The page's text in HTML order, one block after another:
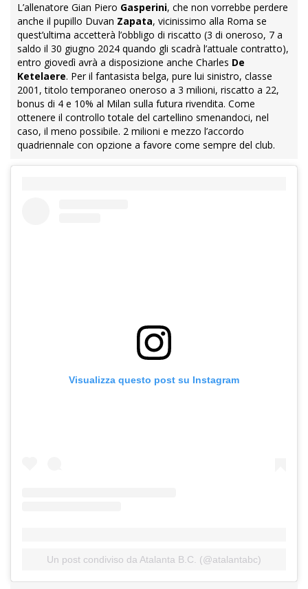
L’allenatore Gian Piero Gasperini, che non vorrebbe perdere
anche il pupillo Duvan Zapata, vicinissimo alla Roma se
quest’ultima accetterà l’obbligo di riscatto (3 di oneroso, 7 a
saldo il 30 giugno 2024 quando gli scadrà l’attuale contratto),
entro giovedì avrà a disposizione anche Charles De
Ketelaere. Per il fantasista belga, pure lui sinistro, classe
2001, titolo temporaneo oneroso a 3 milioni, riscatto a 22,
bonus di 4 e 10% al Milan sulla futura rivendita. Come
ottenere il controllo totale del cartellino smenandoci, nel
caso, il meno possibile. 2 milioni e mezzo l’accordo
quadriennale con opzione a favore come sempre del club.
Visualizza questo post su Instagram
Un post condiviso da Atalanta B.C. (@atalantabc)